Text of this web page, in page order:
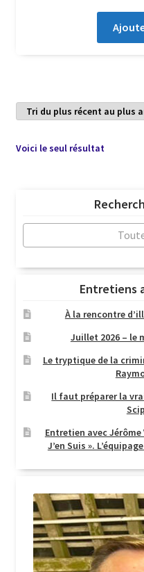
Voici le seul résultat
Entretiens
À la rencontre
Juillet 2026 – le
Le tryptique de la
Il faut préparer la
Entretien avec
J’en Suis ».